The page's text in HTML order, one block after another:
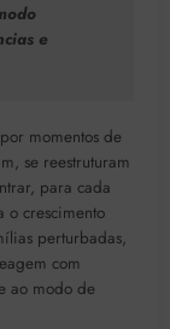
e
momentos de
se reestruturam
para cada
o crescimento
perturbadas,
com
ao modo de